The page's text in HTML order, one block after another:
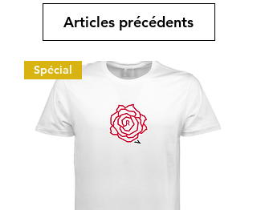
Articles précédents
Spécial